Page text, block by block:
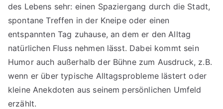
des Lebens sehr: einen Spaziergang durch die Stadt,
spontane Treffen in der Kneipe oder einen
entspannten Tag zuhause, an dem er den Alltag
natürlichen Fluss nehmen lässt. Dabei kommt sein
Humor auch außerhalb der Bühne zum Ausdruck, z.B.
wenn er über typische Alltagsprobleme lästert oder
kleine Anekdoten aus seinem persönlichen Umfeld
erzählt.